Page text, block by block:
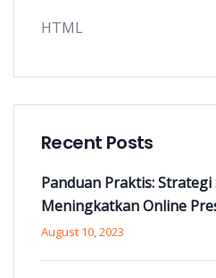
HTML
Recent Posts
Panduan Praktis: Strategi
Meningkatkan Online
August 10, 2023